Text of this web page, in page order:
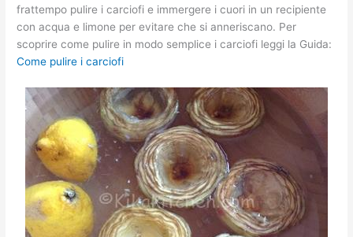
frattempo pulire i carciofi e immergere i cuori in un recipiente
con acqua e limone per evitare che si anneriscano. Per
scoprire come pulire in modo semplice i carciofi leggi la Guida:
Come pulire i carciofi